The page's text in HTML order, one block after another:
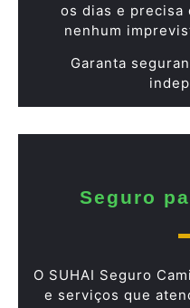
os dias e precisa
nenhum
Garanta
Seguro
O SUHAI Seguro
e serviços que